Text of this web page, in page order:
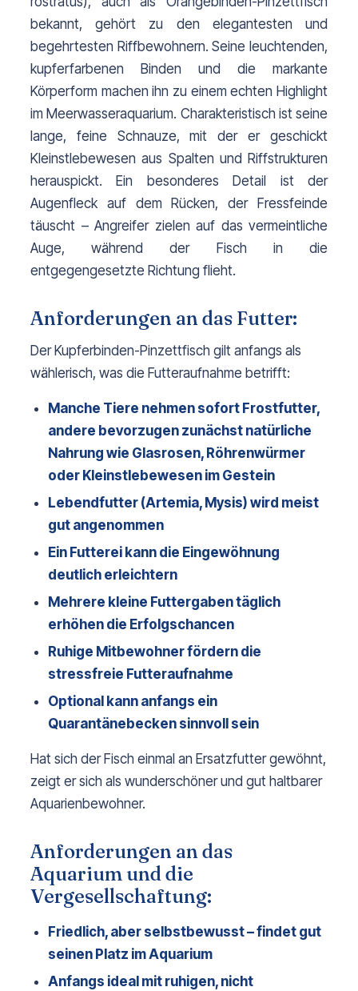
bekannt, gehört zu den elegantesten und
begehrtesten Riffbewohnern. Seine leuchtenden,
kupferfarbenen Binden und die markante
Körperform machen ihn zu einem echten Highlight
im Meerwasseraquarium. Charakteristisch ist seine
lange, feine Schnauze, mit der er geschickt
Kleinstlebewesen aus Spalten und Riffstrukturen
herauspickt. Ein besonderes Detail ist der
Augenfleck auf dem Rücken, der Fressfeinde
täuscht – Angreifer zielen auf das vermeintliche
Auge, während der Fisch in die
entgegengesetzte Richtung flieht.
Anforderungen an das Futter:
Der Kupferbinden-Pinzettfisch gilt anfangs als
wählerisch, was die Futteraufnahme betrifft:
Manche Tiere nehmen sofort Frostfutter,
andere bevorzugen zunächst natürliche
Nahrung wie Glasrosen, Röhrenwürmer
oder Kleinstlebewesen im Gestein
Lebendfutter (Artemia, Mysis) wird meist
gut angenommen
Ein Futterei kann die Eingewöhnung
deutlich erleichtern
Mehrere kleine Futtergaben täglich
erhöhen die Erfolgschancen
Ruhige Mitbewohner fördern die
stressfreie Futteraufnahme
Optional kann anfangs ein
Quarantänebecken sinnvoll sein
Hat sich der Fisch einmal an Ersatzfutter gewöhnt,
zeigt er sich als wunderschöner und gut haltbarer
Aquarienbewohner.
Anforderungen an das
Aquarium und die
Vergesellschaftung:
Friedlich, aber selbstbewusst – findet gut
seinen Platz im Aquarium
Anfangs ideal mit ruhigen, nicht